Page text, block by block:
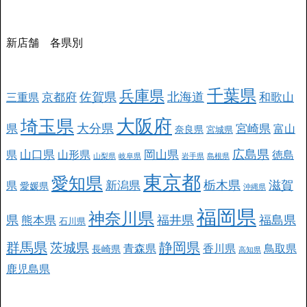
新店舗 各県別
三重県京都府佐賀県 兵庫県北海道 千葉県 和歌山
県 埼玉県 大分県 大阪府 奈良県 宮城県 宮崎県 富山
県 山口県 山形県 山梨県 岐阜県 岡山県 岩手県 島根県 広島県 徳島
県 愛媛県 愛知県 新潟県 東京都 栃木県 沖縄県 滋賀
県 熊本県 石川県 神奈川県 福井県 福岡県福島県
群馬県茨城県 長崎県 青森県静岡県 香川県 高知県 鳥取県
鹿児島県